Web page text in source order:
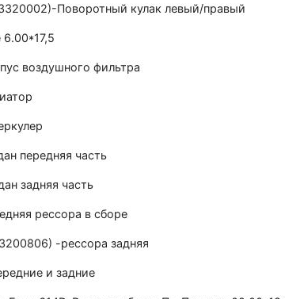
Поворотный кулак левый/правый
воздушного фильтра
передняя часть
задняя часть
рессора в сборе
-рессора задняя
и задние